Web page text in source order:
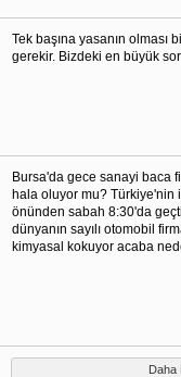
Tek başına yasanın olması
gerekir. Bizdeki en büyük
Bursa'da gece sanayi baca
hala oluyor mu? Türkiye'nin
önünden sabah 8:30'da
dünyanın sayılı otomobil
kimyasal kokuyor acaba
Daha